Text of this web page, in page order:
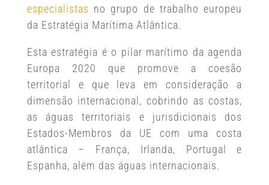
especialistas no grupo de trabalho europeu
da Estratégia Marítima Atlântica.
Esta estratégia é o pilar marítimo da agenda
Europa 2020 que promove a coesão
territorial e que leva em consideração a
dimensão internacional, cobrindo as costas,
as águas territoriais e jurisdicionais dos
Estados-Membros da UE com uma costa
atlântica – França, Irlanda, Portugal e
Espanha, além das águas internacionais.